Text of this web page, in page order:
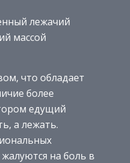
лежачий
массой
что обладает
более
едущий
а лежать.
на боль в